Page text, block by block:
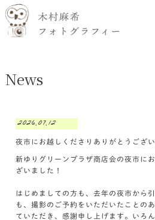
News
2026.07.12
夜市にお越しくださりありがとうござい
新ゆりグリーンプラザ商店会の夜市に
ざいました！
はじめましての方も、去年の夜市から
も、撮影のご予約をいただいたことの
ていただき、感謝申し上げます。いろ